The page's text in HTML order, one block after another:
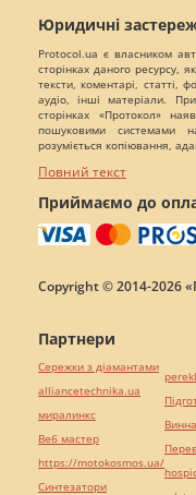
Юридичні
Protocol.ua є власником
сторінках даного ресурсу,
тексти, коментарі, статті,
аудіо, інші матеріали.
сторінках «Протокол»
пошуковими системами
розуміється копіювання,
Повний текст
Приймаємо до
Copyright © 2014-2026
Партнери
Сережки з діамантами
alliancetechnika.ua
миралинкс
Веб мастер
https://motokosmos.ua/
Синтезатори